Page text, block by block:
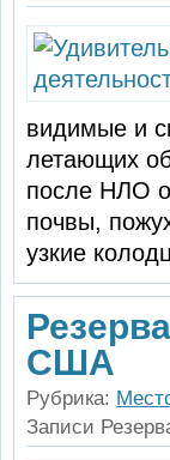
видимые и
летающих
после НЛО
почвы,
уз­кие
США
Рубрика:
Записи